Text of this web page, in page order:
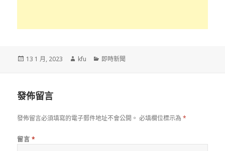
發
13 1 月, 2023
作
kfu
分
即時新聞
發佈留言
發佈留言必須填寫的電子郵件地址不會公開。 必填欄位標示為*
留言 *